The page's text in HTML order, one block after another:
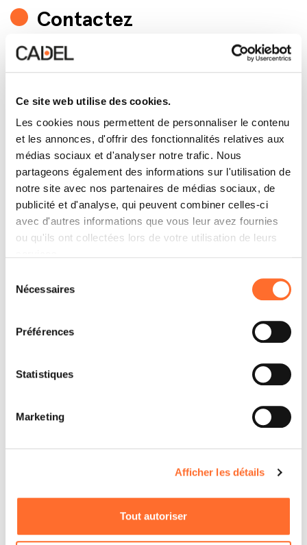
Ce site web utilise des cookies.
Les cookies nous permettent de personnaliser le contenu
et les annonces, d'offrir des fonctionnalités relatives aux
médias sociaux et d'analyser notre trafic. Nous
partageons également des informations sur l'utilisation de
notre site avec nos partenaires de médias sociaux, de
publicité et d'analyse, qui peuvent combiner celles-ci
avec d'autres informations que vous leur avez fournies
ou qu'ils ont collectées lors de votre utilisation de leurs
Nécessaires
Préférences
Statistiques
Marketing
Afficher les détails
Tout autoriser
Contactez